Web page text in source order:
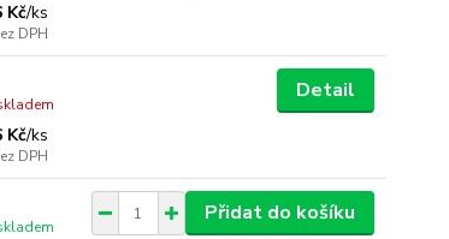
Kč/ks
DPH
Kč/ks
DPH
Detail
Přidat do košíku